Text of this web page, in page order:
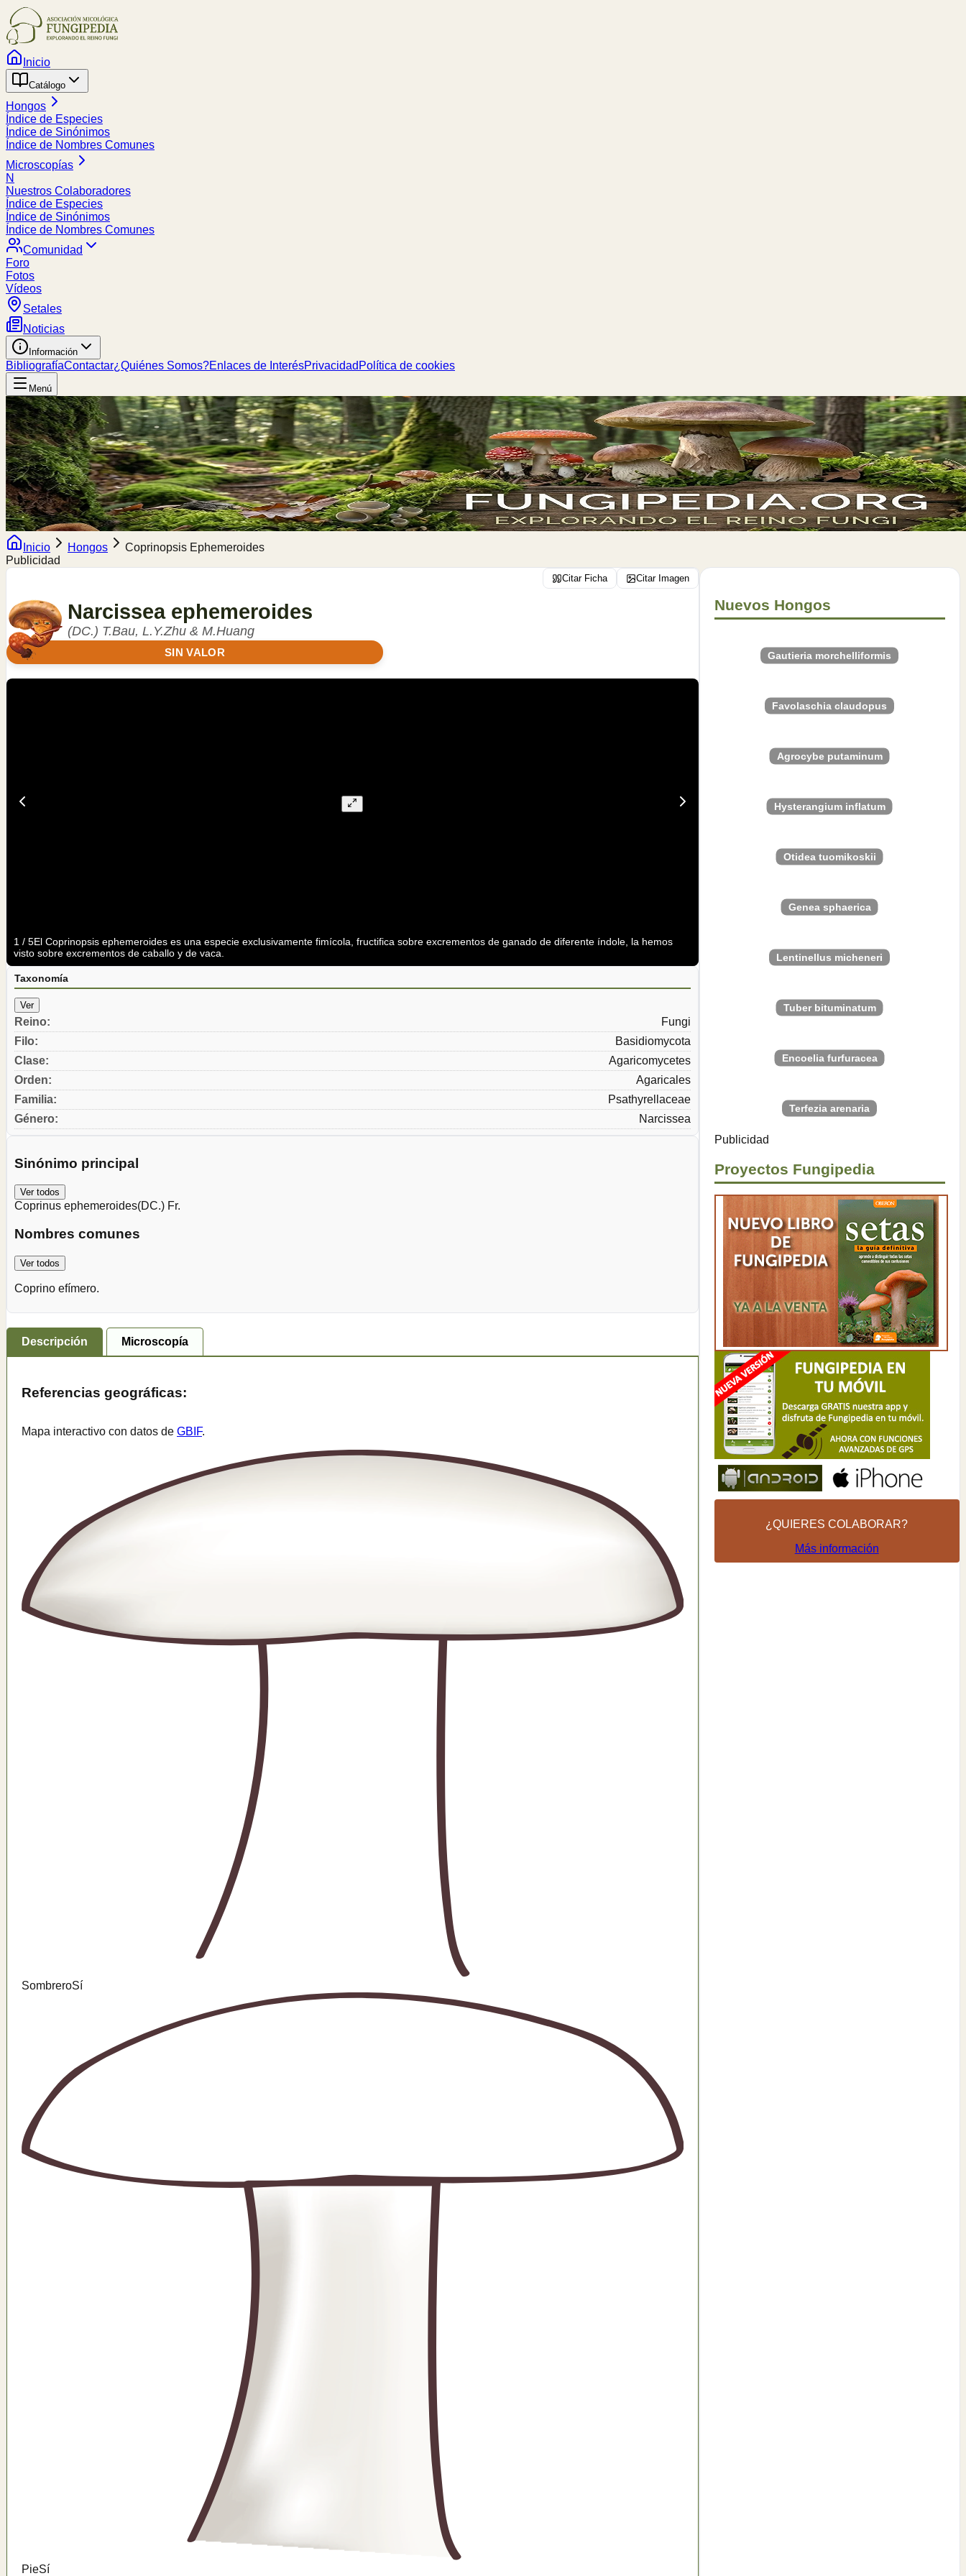
Inicio
Catálogo
Hongos
Índice de Especies
Índice de Sinónimos
Índice de Nombres Comunes
Microscopías
N
Nuestros Colaboradores
Índice de Especies
Índice de Sinónimos
Índice de Nombres Comunes
Comunidad
Foro
Fotos
Vídeos
Setales
Noticias
Información
BibliografíaContactar¿Quiénes Somos?Enlaces de InterésPrivacidad Política de cookies
Menú
Inicio Hongos
Coprinopsis Ephemeroides
Publicidad
Citar Ficha Citar Imagen
Narcissea ephemeroides
(DC.) T.Bau, L.Y.Zhu & M.Huang
SIN VALOR
1 / 5El Coprinopsis ephemeroides es una especie exclusivamente fimícola, fructifica sobre excrementos de ganado de diferente índole, la hemos
visto sobre excrementos de caballo y de vaca.
Taxonomía
Ver
Reino:
Fungi
Filo:
Basidiomycota
Clase:
Agaricomycetes
Orden:
Agaricales
Familia:
Psathyrellaceae
Género: Narcissea
Sinónimo principal
Ver todos
Coprinus ephemeroides(DC.) Fr.
Nombres comunes
Ver todos
Coprino efímero.
Descripción Microscopía
Referencias geográficas:
Mapa interactivo con datos de GBIF.
SombreroSí
PieSí
Nuevos Hongos
Gautieria morchelliformis
Favolaschia claudopus
Agrocybe putaminum
Hysterangium inflatum
Otidea tuomikoskii
Genea sphaerica
Lentinellus micheneri
Tuber bituminatum
Encoelia furfuracea
Terfezia arenaria
Publicidad
Proyectos Fungipedia
¿QUIERES COLABORAR?
Más información